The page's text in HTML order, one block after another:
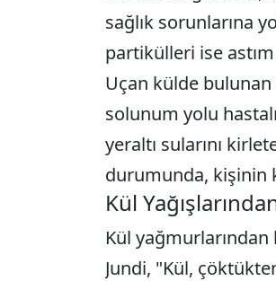
sağlık sorunlarına
partikülleri ise
Uçan külde
solunum yolu
yeraltı sularını
durumunda, kişinin
Kül
Kül
Jundi, "Kül,